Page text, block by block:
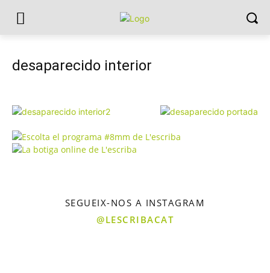
desaparecido interior
SEGUEIX-NOS A INSTAGRAM
@LESCRIBACAT